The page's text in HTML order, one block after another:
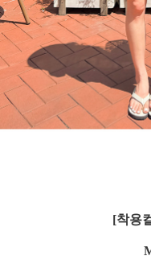
[착용